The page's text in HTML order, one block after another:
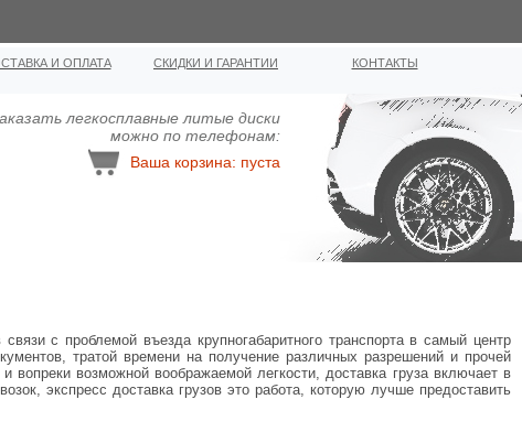
И ОПЛАТА СКИДКИ И ГАРАНТИИ КОНТАКТЫ
легкосплавные литыe диcки
можно по телефонам:
Ваша корзина: пуста
с проблемой въезда крупногабаритного транспорта в самый центр
тратой времени на получение различных разрешений и прочей
возможной воображаемой легкости, доставка груза включает в
экспресс доставка грузов это работа, которую лучше предоставить